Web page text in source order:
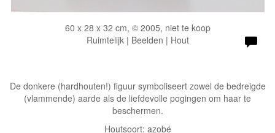
60 x 28 x 32 cm, © 2005, niet te koop
Ruimtelijk | Beelden | Hout
De donkere (hardhouten!) figuur symboliseert zowel de bedreigde
(vlammende) aarde als de liefdevolle pogingen om haar te
beschermen.
Houtsoort: azobé